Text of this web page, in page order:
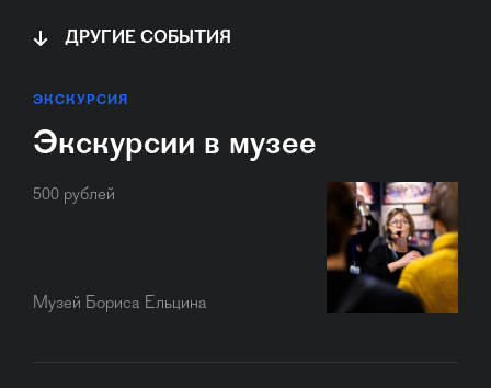
ДРУГИЕ СОБЫТИЯ
ЭКСКУРСИЯ
Экскурсии в музее
500 рублей
Музей Бориса Ельцина